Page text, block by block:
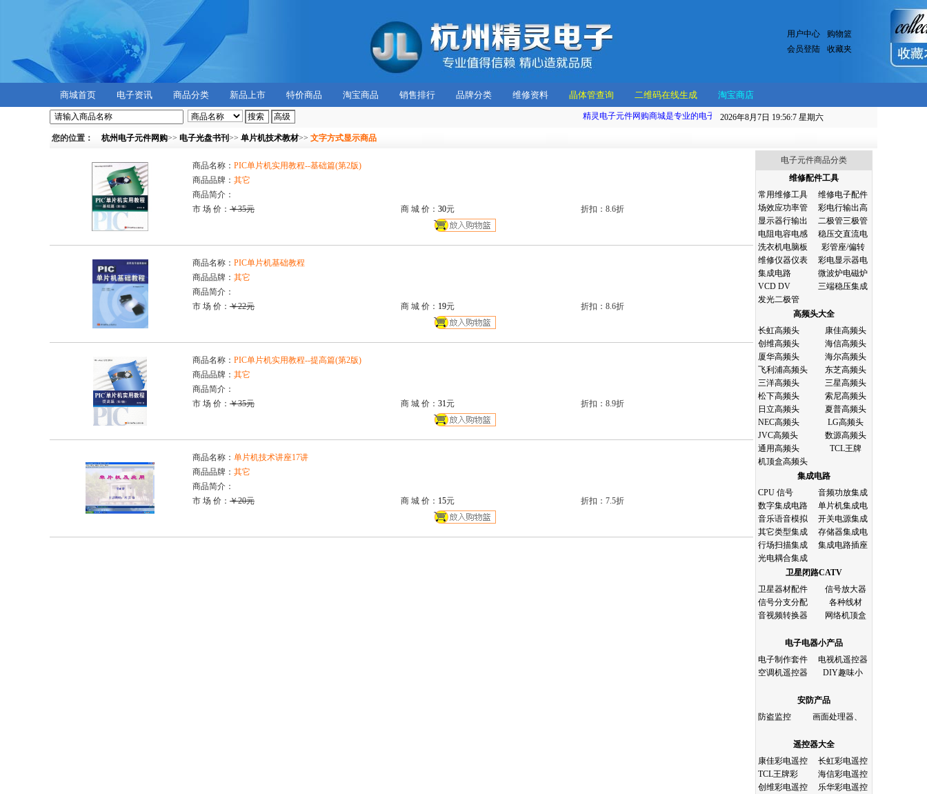
用户中心
购物篮
会员登陆
收藏夹
商城首页 电子资讯 商品分类 新品上市 特价商品 淘宝商品 销售排行 品牌分类 维修资料 晶体管查询 二维码在线生成 淘宝商店
精灵电子元件网购商城是专业的电子元件批发、零售、网购服务的网站，本商城主要在线销售
2026年8月7日 19:56:7 星期六
您的位置： 杭州电子元件网购>> 电子光盘书刊 >> 单片机技术教材>> 文字方式显示商品
商品名称： PIC单片机实用教程--基础篇(第2版)
商品品牌： 其它
商品简介：
市 场 价： ￥35元 商 城 价： 30元 折扣：8.6折
商品名称： PIC单片机基础教程
商品品牌： 其它
商品简介：
市 场 价： ￥22元 商 城 价： 19元 折扣：8.6折
商品名称： PIC单片机实用教程--提高篇(第2版)
商品品牌： 其它
商品简介：
市 场 价： ￥35元 商 城 价： 31元 折扣：8.9折
商品名称： 单片机技术讲座17讲
商品品牌： 其它
商品简介：
市 场 价： ￥20元 商 城 价： 15元 折扣：7.5折
电子元件商品分类
维修配件工具
常用维修工具
维修电子配件
场效应功率管
彩电行输出高
显示器行输出
二极管三极管
电阻电容电感
稳压交直流电
洗衣机电脑板
彩管座/偏转
维修仪器仪表
彩电显示器电
集成电路
微波炉电磁炉
VCD DV
三端稳压集成
发光二极管
高频头大全
长虹高频头
康佳高频头
创维高频头
海信高频头
厦华高频头
海尔高频头
飞利浦高频头
东芝高频头
三洋高频头
三星高频头
松下高频头
索尼高频头
日立高频头
夏普高频头
NEC高频头
LG高频头
JVC高频头
数源高频头
通用高频头
TCL王牌
机顶盒高频头
集成电路
CPU 信号
音频功放集成
数字集成电路
单片机集成电
音乐语音模拟
开关电源集成
其它类型集成
存储器集成电
行场扫描集成
集成电路插座
光电耦合集成
卫星闭路CATV
卫星器材配件
信号放大器
信号分支分配
各种线材
音视频转换器
网络机顶盒
电子电器小产品
电子制作套件
电视机遥控器
空调机遥控器
DIY趣味小
安防产品
防盗监控
画面处理器、
遥控器大全
康佳彩电遥控
长虹彩电遥控
TCL王牌彩
海信彩电遥控
创维彩电遥控
乐华彩电遥控